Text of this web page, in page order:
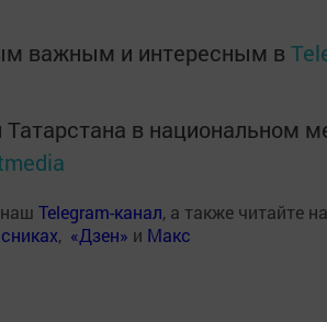
важным и интересным в
Татарстана в национальном
Telegram-канал, а также читайте
, «Дзен» и Макс